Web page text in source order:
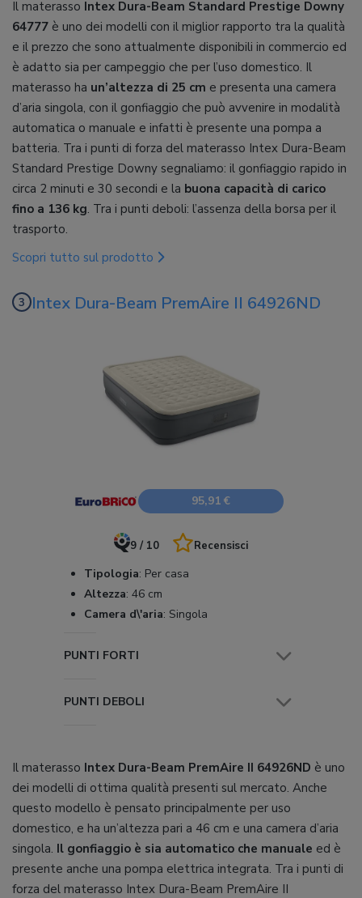
Il materasso Intex Dura-Beam Standard Prestige Downy
64777 è uno dei modelli con il miglior rapporto tra la qualità
e il prezzo che sono attualmente disponibili in commercio ed
è adatto sia per campeggio che per l’uso domestico. Il
materasso ha un’altezza di 25 cm e presenta una camera
d’aria singola, con il gonfiaggio che può avvenire in modalità
automatica o manuale e infatti è presente una pompa a
batteria. Tra i punti di forza del materasso Intex Dura-Beam
Standard Prestige Downy segnaliamo: il gonfiaggio rapido in
circa 2 minuti e 30 secondi e la buona capacità di carico
fino a 136 kg. Tra i punti deboli: l’assenza della borsa per il
trasporto.
Scopri tutto sul prodotto
Intex Dura-Beam PremAire II 64926ND
95,91 €
9 / 10 Recensisci
Tipologia: Per casa
Altezza: 46 cm
Camera d\'aria: Singola
PUNTI FORTI
PUNTI DEBOLI
Il materasso Intex Dura-Beam PremAire II 64926ND è uno
dei modelli di ottima qualità presenti sul mercato. Anche
questo modello è pensato principalmente per uso
domestico, e ha un’altezza pari a 46 cm e una camera d’aria
singola. Il gonfiaggio è sia automatico che manuale ed è
presente anche una pompa elettrica integrata. Tra i punti di
forza del materasso Intex Dura-Beam PremAire II